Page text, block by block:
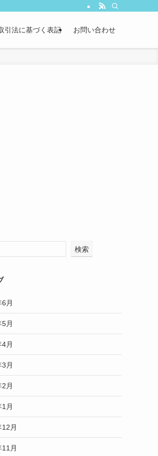
引法に基づく表記 お問い合わせ
検索
月
月
月
月
月
月
月
月